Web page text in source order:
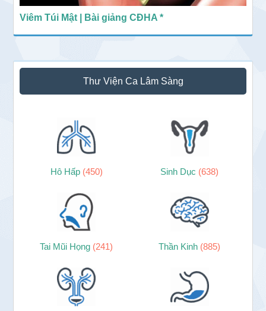
Viêm Túi Mật | Bài giảng CĐHA *
Thư Viện Ca Lâm Sàng
Hô Hấp (450) Sinh Dục (638)
Tai Mũi Họng (241) Thần Kinh (885)